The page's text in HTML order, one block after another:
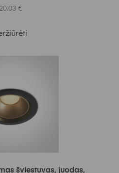
20.03 €
šviestuvas, juodas,